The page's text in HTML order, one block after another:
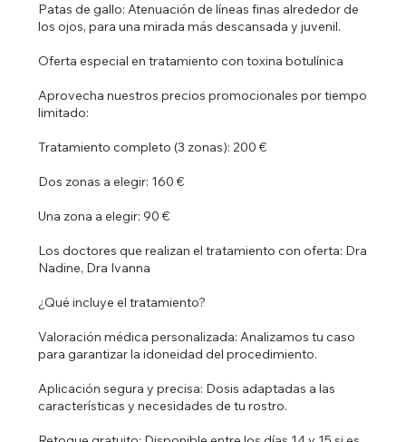
Patas de gallo: Atenuación de líneas finas alrededor de
los ojos, para una mirada más descansada y juvenil.
Oferta especial en tratamiento con toxina botulínica
Aprovecha nuestros precios promocionales por tiempo
limitado:
Tratamiento completo (3 zonas): 200 €
Dos zonas a elegir: 160 €
Una zona a elegir: 90 €
Los doctores que realizan el tratamiento con oferta: Dra
Nadine, Dra Ivanna
¿Qué incluye el tratamiento?
Valoración médica personalizada: Analizamos tu caso
para garantizar la idoneidad del procedimiento.
Aplicación segura y precisa: Dosis adaptadas a las
características y necesidades de tu rostro.